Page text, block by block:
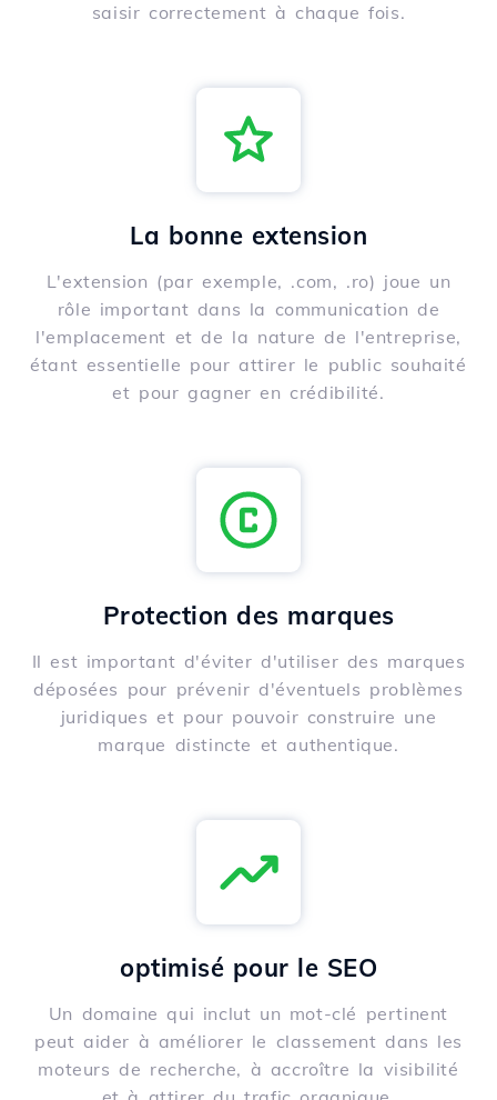
saisir correctement à chaque fois.
La bonne extension
L'extension (par exemple, .com, .ro) joue un
rôle important dans la communication de
l'emplacement et de la nature de l'entreprise,
étant essentielle pour attirer le public souhaité
et pour gagner en crédibilité.
Protection des marques
Il est important d'éviter d'utiliser des marques
déposées pour prévenir d'éventuels problèmes
juridiques et pour pouvoir construire une
marque distincte et authentique.
optimisé pour le SEO
Un domaine qui inclut un mot-clé pertinent
peut aider à améliorer le classement dans les
moteurs de recherche, à accroître la visibilité